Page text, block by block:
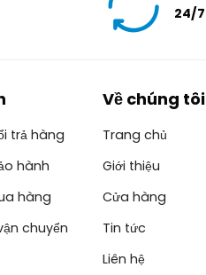
24/7
trả hàng
hành
hàng
chuyển
Về chúng tôi
Trang chủ
Giới thiệu
Cửa hàng
Tin tức
Liên hệ